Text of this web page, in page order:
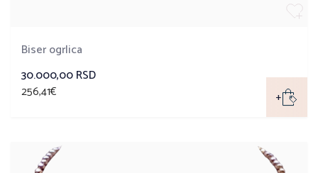
Biser ogrlica
30.000,00 RSD
256,41€ +